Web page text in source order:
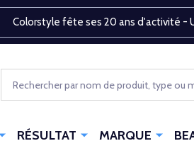
Colorstyle fête ses 20 ans d'activité -
RÉSULTAT MARQUE